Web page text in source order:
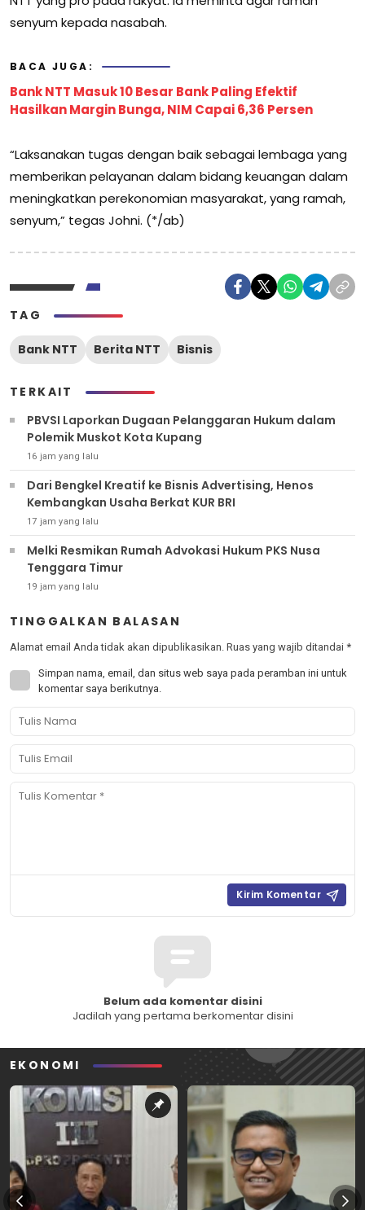
senyum kepada nasabah.
BACA JUGA:
Bank NTT Masuk 10 Besar Bank Paling Efektif
Hasilkan Margin Bunga, NIM Capai 6,36 Persen
“Laksanakan tugas dengan baik sebagai lembaga yang
memberikan pelayanan dalam bidang keuangan dalam
meningkatkan perekonomian masyarakat, yang ramah,
senyum,” tegas Johni. (*/ab)
TAG
Bank NTT Berita NTT Bisnis
TERKAIT
PBVSI Laporkan Dugaan Pelanggaran Hukum dalam
Polemik Muskot Kota Kupang
16 jam yang lalu
Dari Bengkel Kreatif ke Bisnis Advertising, Henos
Kembangkan Usaha Berkat KUR BRI
17 jam yang lalu
Melki Resmikan Rumah Advokasi Hukum PKS Nusa
Tenggara Timur
19 jam yang lalu
TINGGALKAN BALASAN
Alamat email Anda tidak akan dipublikasikan. Ruas yang wajib ditandai *
Simpan nama, email, dan situs web saya pada peramban ini untuk
komentar saya berikutnya.
Belum ada komentar disini
Jadilah yang pertama berkomentar disini
EKONOMI